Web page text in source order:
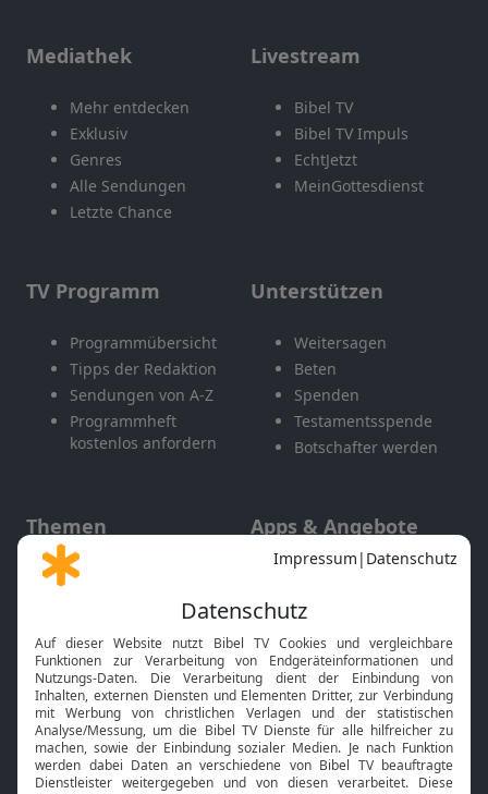
Mediathek
Mehr entdecken
Exklusiv
Genres
Alle Sendungen
Letzte Chance
Livestream
Bibel TV
Bibel TV Impuls
EchtJetzt
MeinGottesdienst
TV Programm
Programmübersicht
Tipps der Redaktion
Sendungen von A-Z
Programmheft
kostenlos anfordern
Unterstützen
Weitersagen
Beten
Spenden
Testamentsspende
Botschafter werden
Themen
Gott und Bibel erklärt
Neuigkeiten
Apps & Angebote
Mobile App
Smart TV
HbbTV
Bibelthek Online-Bibel
Nächster Gottesdienst